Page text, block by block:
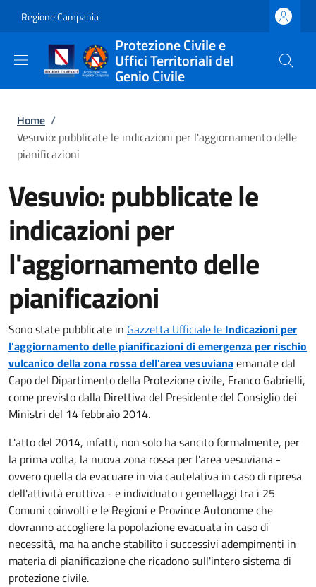
Regione Campania
Protezione Civile e
Uffici Territoriali del
Genio Civile
Briciole di pane
Home /
Vesuvio: pubblicate le indicazioni per l'aggiornamento delle
pianificazioni
Vesuvio: pubblicate le
indicazioni per
l'aggiornamento delle
pianificazioni
Sono state pubblicate in Gazzetta Ufficiale le Indicazioni per
l'aggiornamento delle pianificazioni di emergenza per rischio
vulcanico della zona rossa dell'area vesuvianaemanate dal
Capo del Dipartimento della Protezione civile, Franco Gabrielli,
come previsto dalla Direttiva del Presidente del Consiglio dei
Ministri del 14 febbraio 2014.
L'atto del 2014, infatti, non solo ha sancito formalmente, per
la prima volta, la nuova zona rossa per l'area vesuviana -
ovvero quella da evacuare in via cautelativa in caso di ripresa
dell'attività eruttiva - e individuato i gemellaggi tra i 25
Comuni coinvolti e le Regioni e Province Autonome che
dovranno accogliere la popolazione evacuata in caso di
necessità, ma ha anche stabilito i successivi adempimenti in
materia di pianificazione che ricadono sull'intero sistema di
protezione civile.